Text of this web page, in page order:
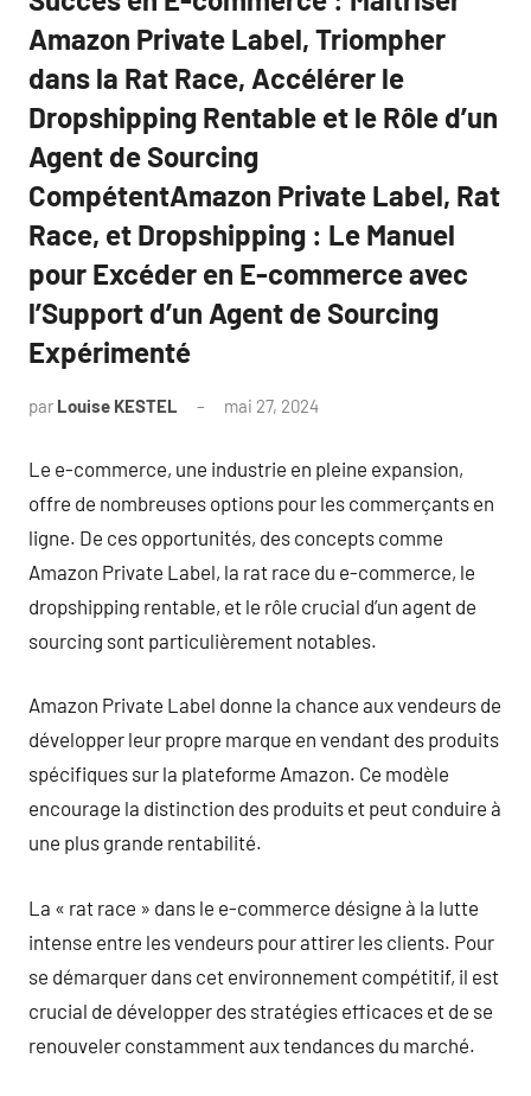
Amazon Private Label, Triompher
dans la Rat Race, Accélérer le
Dropshipping Rentable et le Rôle d’un
Agent de Sourcing
CompétentAmazon Private Label, Rat
Race, et Dropshipping : Le Manuel
pour Excéder en E-commerce avec
l’Support d’un Agent de Sourcing
Expérimenté
par Louise KESTEL mai 27, 2024
Le e-commerce, une industrie en pleine expansion,
offre de nombreuses options pour les commerçants en
ligne. De ces opportunités, des concepts comme
Amazon Private Label, la rat race du e-commerce, le
dropshipping rentable, et le rôle crucial d’un agent de
sourcing sont particulièrement notables.
Amazon Private Label donne la chance aux vendeurs de
développer leur propre marque en vendant des produits
spécifiques sur la plateforme Amazon. Ce modèle
encourage la distinction des produits et peut conduire à
une plus grande rentabilité.
La « rat race » dans le e-commerce désigne à la lutte
intense entre les vendeurs pour attirer les clients. Pour
se démarquer dans cet environnement compétitif, il est
crucial de développer des stratégies efficaces et de se
renouveler constamment aux tendances du marché.